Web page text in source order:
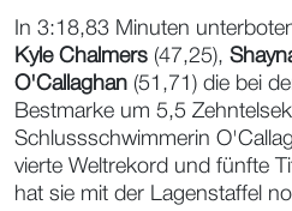
In 3:18,83 Minuten
Kyle Chalmers (47,25),
O'Callaghan (51,71) die bei
Bestmarke um 5,5
Schlussschwimmerin
vierte Weltrekord und fünfte
hat sie mit der Lagenstaffel